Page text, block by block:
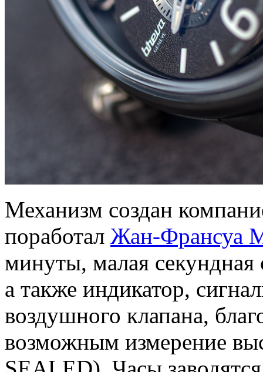
Механизм создан
поработал Жан-Франсуа
минуты, малая секундная
а также индикатор,
воздушного клапана,
возможным измерение